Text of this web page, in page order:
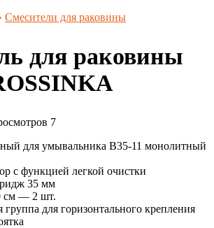
Смесители для раковины
для раковины
7
для умывальника B35-11 монолитный
с функцией легкой очистки
35 мм
см — 2 шт.
для горизонтального крепления